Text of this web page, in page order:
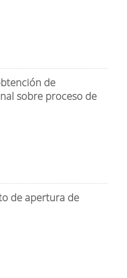
de
sobre proceso de
de apertura de